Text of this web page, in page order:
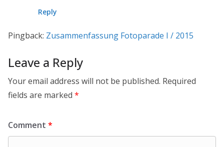
Reply
Pingback: Zusammenfassung Fotoparade I / 2015
Leave a Reply
Your email address will not be published. Required
fields are marked *
Comment *